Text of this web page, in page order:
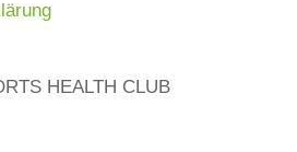
HEALTH CLUB